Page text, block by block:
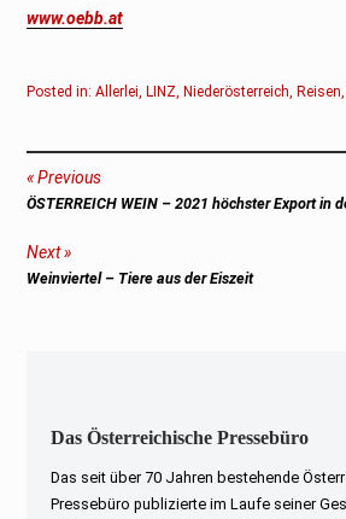
www.oebb.at
Posted in:Allerlei,LINZ,Niederösterreich,Reisen
Beitragsnavigation
Previous
Previous
ÖSTERREICH WEIN – 2021 höchster Export in
Next
Next
Weinviertel – Tiere aus der Eiszeit
Das Österreichische Pressebüro
Das seit über 70 Jahren bestehende
Pressebüro publizierte im Laufe seiner